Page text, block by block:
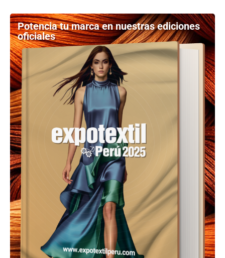
Potencia tu marca en nuestras ediciones
oficiales